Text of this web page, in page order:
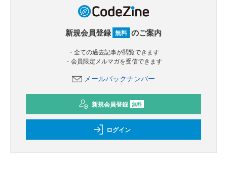
新規会員登録 無料 のご案内
・全ての過去記事が閲覧できます
・会員限定メルマガを受信できます
メールバックナンバー
新規会員登録 無料
ログイン